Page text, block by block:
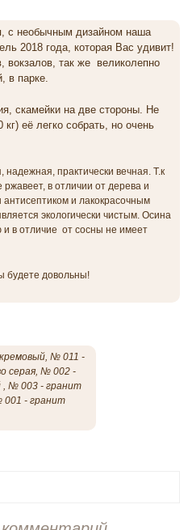
с необычным дизайном наша
2018 года, которая Вас удивит!
вокзалов, так же великолепно
в парке.
скамейки на две стороны. Не
её легко собрать, но очень
надежная, практически вечная. Т.к
в отличии от дерева и
и лакокрасочным
экологически чистым. Осина
и в отличие от сосны не имеет
будете довольны!
№ 011 -
серая, № 002 -
, № 003 - гранит
001 - гранит